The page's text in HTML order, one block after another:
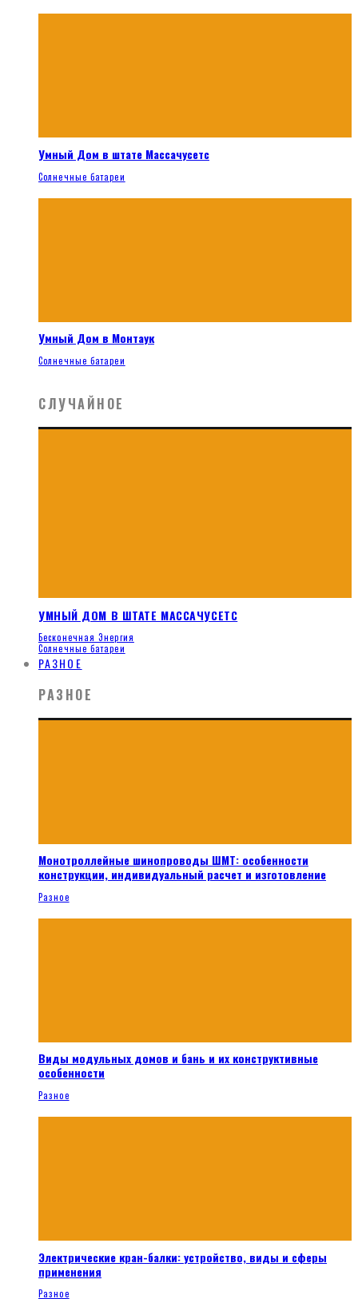
Умный Дом в штате Массачусетс
Солнечные батареи
Умный Дом в Монтаук
Солнечные батареи
СЛУЧАЙНОЕ
УМНЫЙ ДОМ В ШТАТЕ МАССАЧУСЕТС
Бесконечная Энергия
Солнечные батареи
РАЗНОЕ
РАЗНОЕ
Монотроллейные шинопроводы ШМТ: особенности
конструкции, индивидуальный расчет и изготовление
Разное
Виды модульных домов и бань и их конструктивные
особенности
Разное
Электрические кран-балки: устройство, виды и сферы
применения
Разное